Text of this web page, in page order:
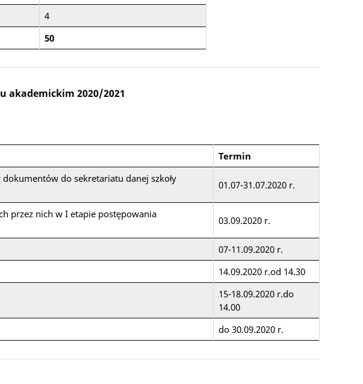
4
50
akademickim 2020/2021
Termin
do sekretariatu danej szkoły
01.07-31.07.2020 r.
przez nich w I etapie postępowania
03.09.2020 r.
07-11.09.2020 r.
14.09.2020 r.od 14.30
15-18.09.2020 r.do
14.00
do 30.09.2020 r.